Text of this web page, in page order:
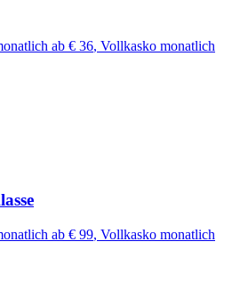
ab € 36, Vollkasko monatlich
ab € 99, Vollkasko monatlich